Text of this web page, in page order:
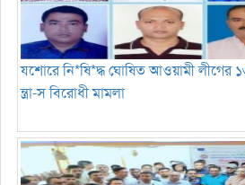
যশোরে নি*ষি*দ্ধ ঘোষিত আওয়ামী লীগের
ন্ত্রা-স বিরোধী মামলা